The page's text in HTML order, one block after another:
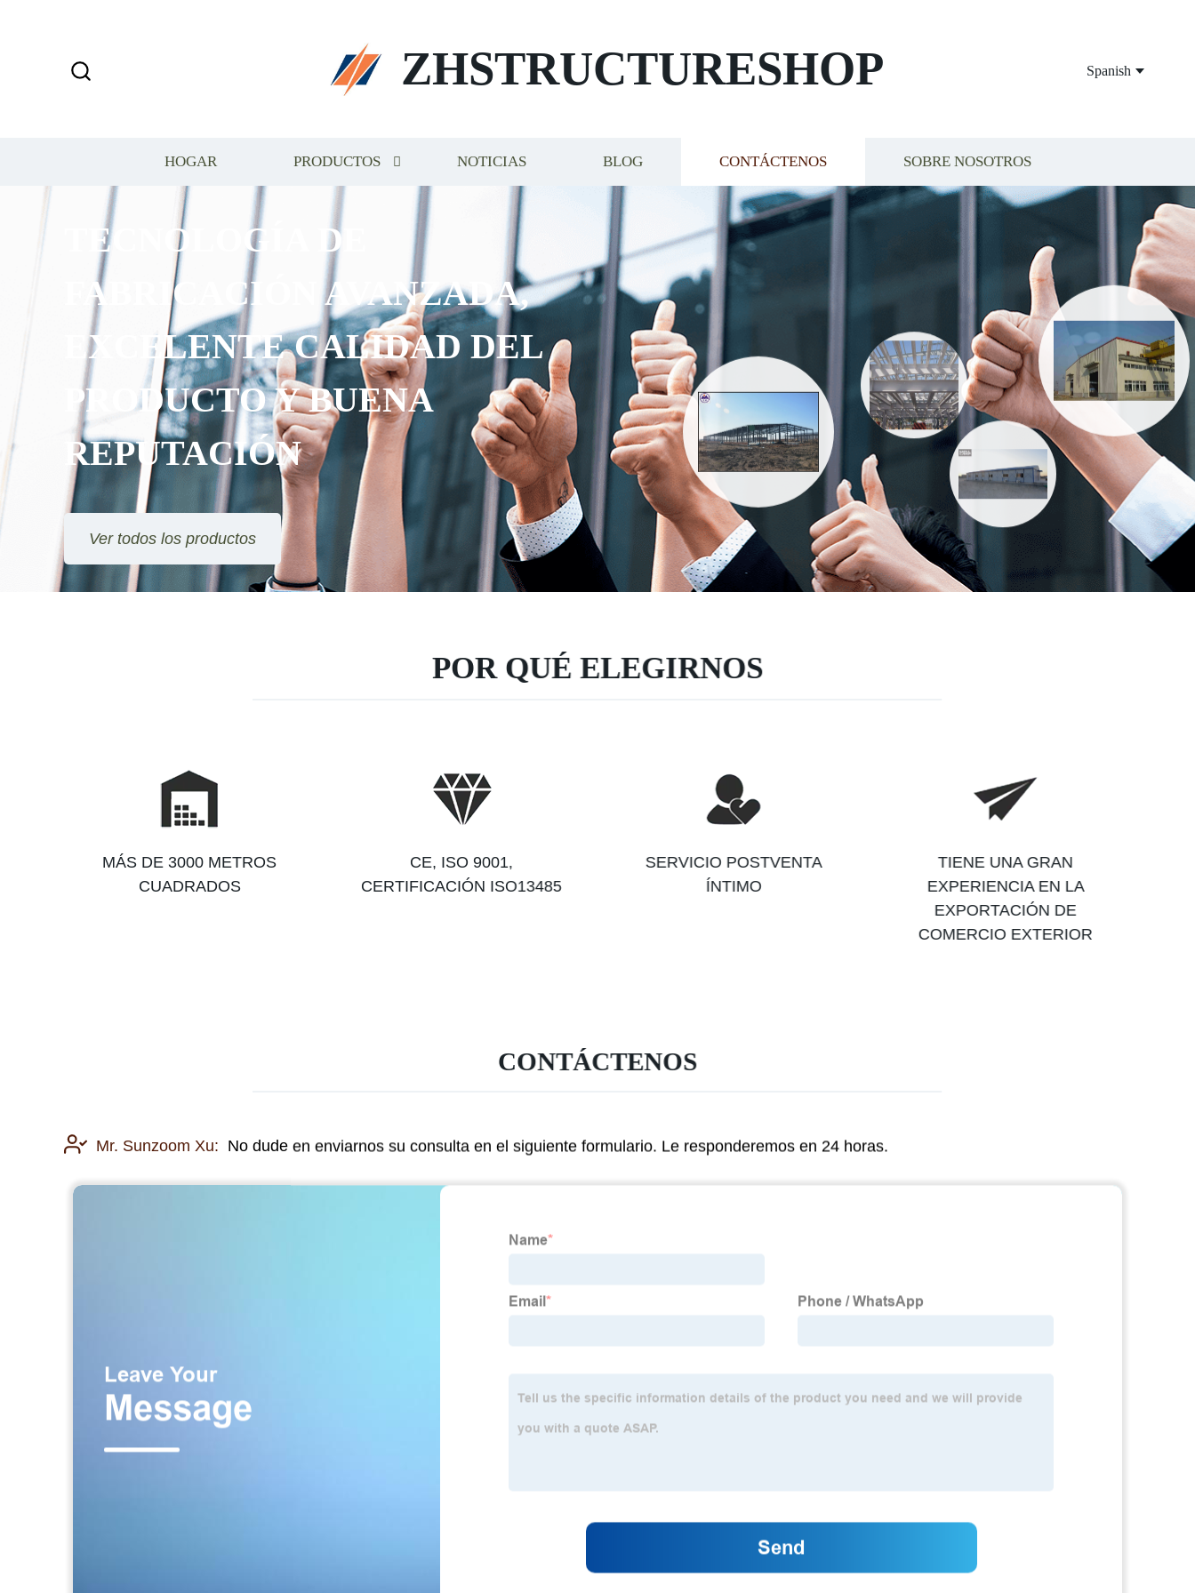
ZHSTRUCTURESHOP Spanish
HOGAR PRODUCTOS NOTICIAS BLOG CONTÁCTENOS SOBRE NOSOTROS
TECNOLOGÍA DE
FABRICACIÓN AVANZADA,
EXCELENTE CALIDAD DEL
PRODUCTO Y BUENA
REPUTACIÓN
Ver todos los productos
POR QUÉ ELEGIRNOS
MÁS DE 3000 METROS
CUADRADOS
CE, ISO 9001,
CERTIFICACIÓN ISO13485
SERVICIO POSTVENTA
ÍNTIMO
TIENE UNA GRAN
EXPERIENCIA EN LA
EXPORTACIÓN DE
COMERCIO EXTERIOR
CONTÁCTENOS
Mr. Sunzoom Xu: No dude en enviarnos su consulta en el siguiente formulario. Le responderemos en 24 horas.